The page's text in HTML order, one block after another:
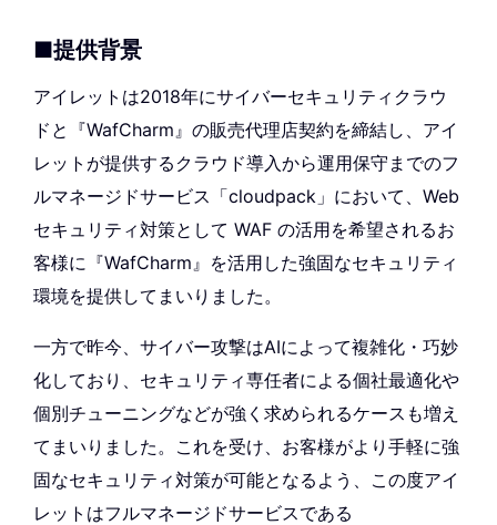
■提供背景
アイレットは2018年にサイバーセキュリティクラウ
ドと『WafCharm』の販売代理店契約を締結し、アイ
レットが提供するクラウド導入から運用保守までのフ
ルマネージドサービス「cloudpack」において、Web
セキュリティ対策として WAF の活用を希望されるお
客様に『WafCharm』を活用した強固なセキュリティ
環境を提供してまいりました。
一方で昨今、サイバー攻撃はAIによって複雑化・巧妙
化しており、セキュリティ専任者による個社最適化や
個別チューニングなどが強く求められるケースも増え
てまいりました。これを受け、お客様がより手軽に強
固なセキュリティ対策が可能となるよう、この度アイ
レットはフルマネージドサービスである